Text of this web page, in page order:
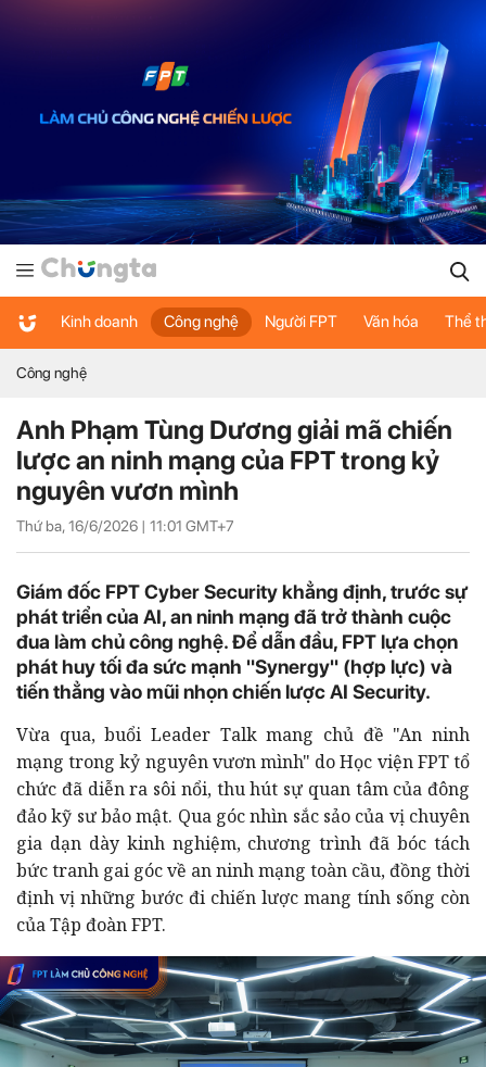
Kinh doanh Công nghệ Người FPT Văn hóa Thể
Công nghệ
Anh Phạm Tùng Dương giải mã chiến
lược an ninh mạng của FPT trong kỷ
nguyên vươn mình
Thứ ba, 16/6/2026 | 11:01 GMT+7
Giám đốc FPT Cyber Security khẳng định, trước sự
phát triển của AI, an ninh mạng đã trở thành cuộc
đua làm chủ công nghệ. Để dẫn đầu, FPT lựa chọn
phát huy tối đa sức mạnh "Synergy" (hợp lực) và
tiến thẳng vào mũi nhọn chiến lược AI Security.
Vừa qua, buổi Leader Talk mang chủ đề "An ninh
mạng trong kỷ nguyên vươn mình" do Học viện FPT tổ
chức đã diễn ra sôi nổi, thu hút sự quan tâm của đông
đảo kỹ sư bảo mật. Qua góc nhìn sắc sảo của vị chuyên
gia dạn dày kinh nghiệm, chương trình đã bóc tách
bức tranh gai góc về an ninh mạng toàn cầu, đồng thời
định vị những bước đi chiến lược mang tính sống còn
của Tập đoàn FPT.